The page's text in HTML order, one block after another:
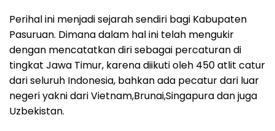
Perihal ini menjadi sejarah sendiri bagi Kabupaten
Pasuruan. Dimana dalam hal ini telah mengukir
dengan mencatatkan diri sebagai percaturan di
tingkat Jawa Timur, karena diikuti oleh 450 atlit catur
dari seluruh Indonesia, bahkan ada pecatur dari luar
negeri yakni dari Vietnam,Brunai,Singapura dan juga
Uzbekistan.